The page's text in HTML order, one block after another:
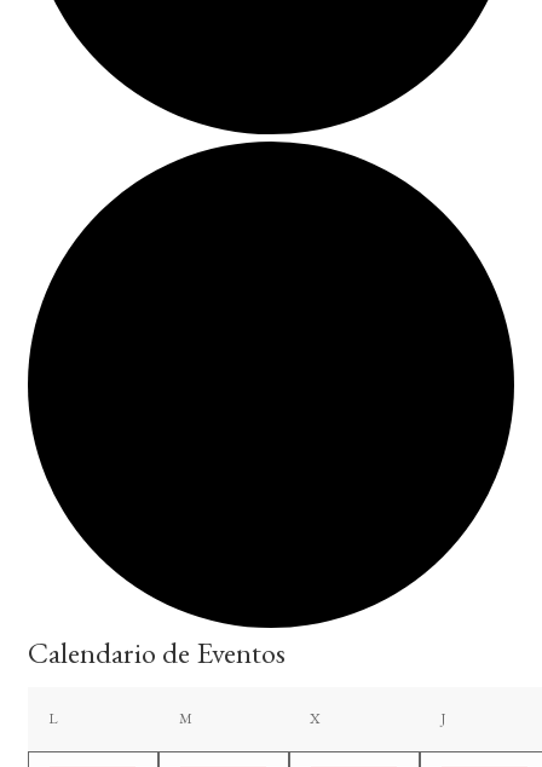
Calendario de Eventos
Llunes Mmartes Xmiércoles Jjueves